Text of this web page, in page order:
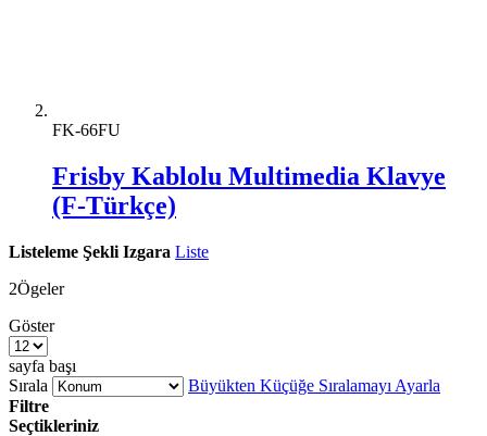
FK-66FU
Frisby Kablolu Multimedia Klavye
(F-Türkçe)
Listeleme Şekli Izgara Liste
2Ögeler
Göster
sayfa başı
Sırala
Büyükten Küçüğe Sıralamayı Ayarla
Filtre
Seçtikleriniz